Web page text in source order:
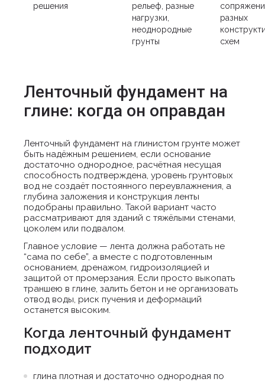
решения
рельеф, разные
нагрузки,
неоднородные
грунты
разных
схем
Ленточный фундамент на
глине: когда он оправдан
Ленточный фундамент на глинистом грунте может
быть надёжным решением, если основание
достаточно однородное, расчётная несущая
способность подтверждена, уровень грунтовых
вод не создаёт постоянного переувлажнения, а
глубина заложения и конструкция ленты
подобраны правильно. Такой вариант часто
рассматривают для зданий с тяжёлыми стенами,
цоколем или подвалом.
Главное условие — лента должна работать не
“сама по себе”, а вместе с подготовленным
основанием, дренажом, гидроизоляцией и
защитой от промерзания. Если просто выкопать
траншею в глине, залить бетон и не организовать
отвод воды, риск пучения и деформаций
останется высоким.
Когда ленточный фундамент
подходит
глина плотная и достаточно однородная по